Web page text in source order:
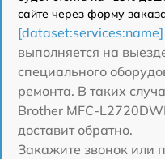
сайте через форму
выполняется на
специального
ремонта. В таких
Brother MFC-
доставит обратно.
Закажите звонок или